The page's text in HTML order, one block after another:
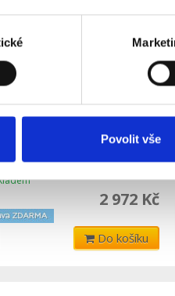
Povolit vše
2 972 Kč
Do košíku